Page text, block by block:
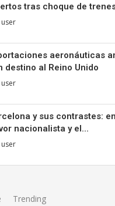
tras choque de
user
aeronáuticas
destino al Reino Unido
user
y sus contrastes:
nacionalista y el...
user
Trending